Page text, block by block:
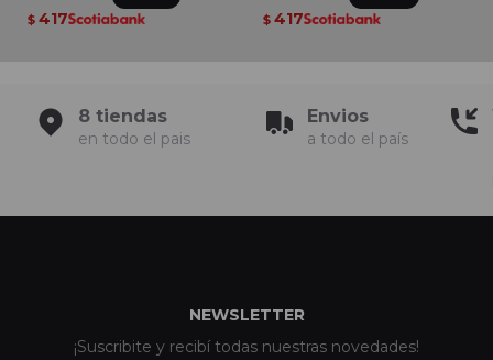
$ 417 $ 417
8 tiendas
en todo el pais
Envios
a todo el país
NEWSLETTER
¡Suscribite y recibí todas nuestras novedades!